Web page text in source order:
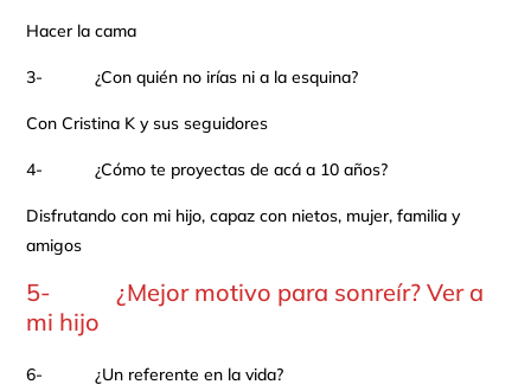
Hacer la cama
3- ¿Con quién no irías ni a la esquina?
Con Cristina K y sus seguidores
4- ¿Cómo te proyectas de acá a 10 años?
Disfrutando con mi hijo, capaz con nietos, mujer, familia y
amigos
5- ¿Mejor motivo para sonreír? Ver a
mi hijo
6- ¿Un referente en la vida?